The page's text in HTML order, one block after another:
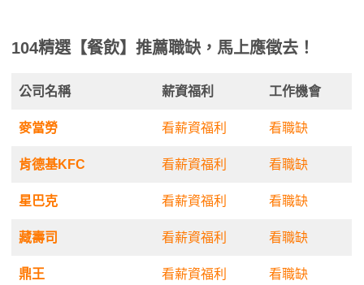
104精選【餐飲】推薦職缺，馬上應徵去！
公司名稱 薪資福利 工作機會
麥當勞 看薪資福利 看職缺
肯德基KFC 看薪資福利 看職缺
星巴克 看薪資福利 看職缺
藏壽司 看薪資福利 看職缺
鼎王 看薪資福利 看職缺